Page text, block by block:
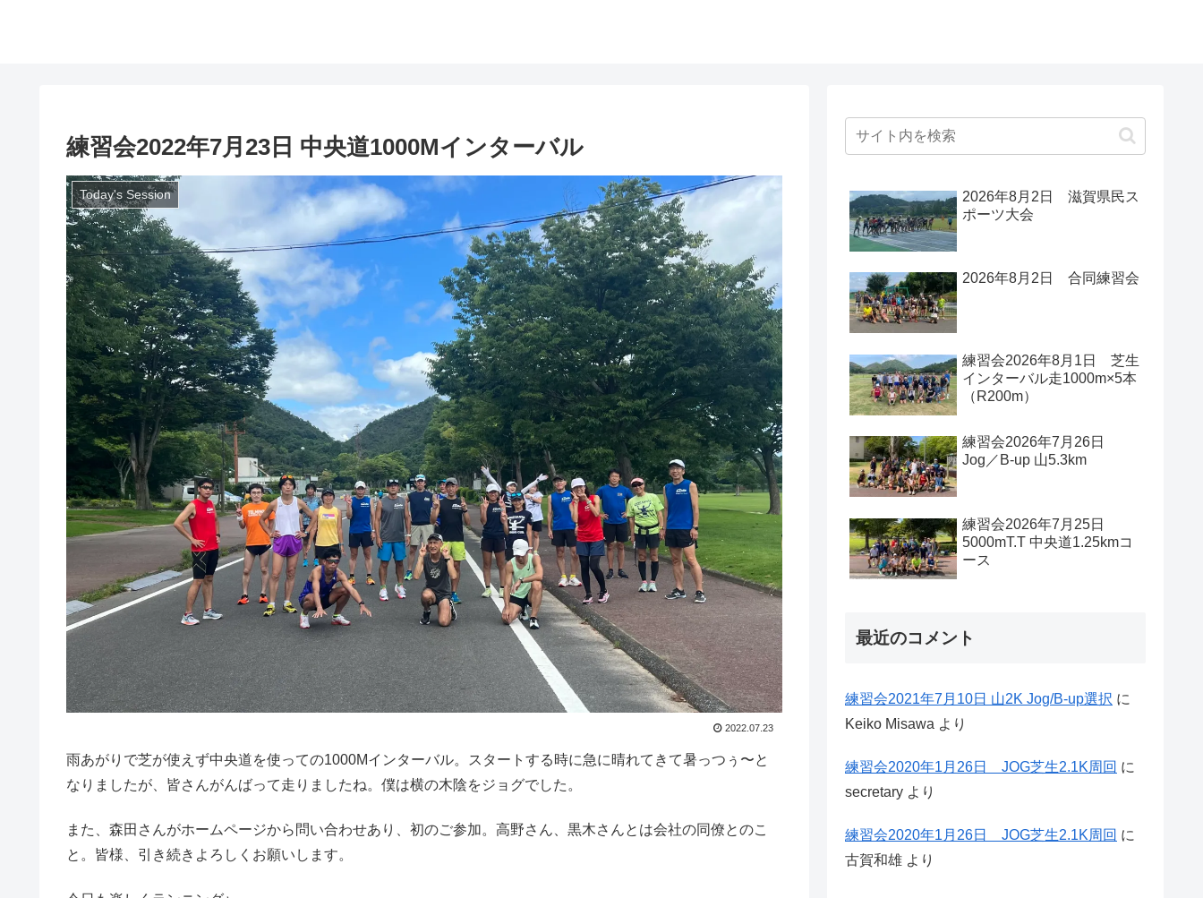
練習会2022年7月23日 中央道1000Mインターバル
Today's Session
2022.07.23
雨あがりで芝が使えず中央道を使っての1000Mインターバル。スタートする時に急に晴れてきて暑っつぅ〜と
なりましたが、皆さんがんばって走りましたね。僕は横の木陰をジョグでした。
また、森田さんがホームページから問い合わせあり、初のご参加。高野さん、黒木さんとは会社の同僚とのこ
と。皆様、引き続きよろしくお願いします。
2026年8月2日 滋賀県民ス
ポーツ大会
2026年8月2日 合同練習会
練習会2026年8月1日 芝生
インターバル走1000m×5本
（R200m）
練習会2026年7月26日
Jog／B-up 山5.3km
練習会2026年7月25日
5000mT.T 中央道1.25kmコ
ース
最近のコメント
練習会2021年7月10日 山2K Jog/B-up選択 に
Keiko Misawa より
練習会2020年1月26日 JOG芝生2.1K周回 に
secretary より
練習会2020年1月26日 JOG芝生2.1K周回 に
古賀和雄 より